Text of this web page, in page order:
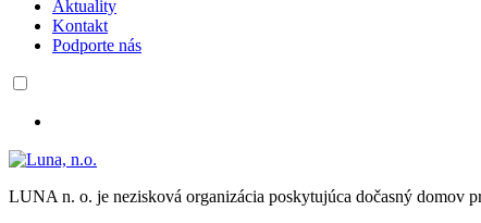
Aktuality
Kontakt
Podporte nás
LUNA n. o. je nezisková organizácia poskytujúca dočasný domov